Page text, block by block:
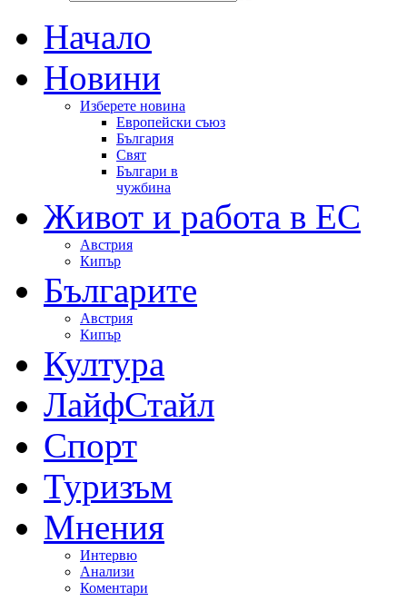
Начало
Новини
Изберете новина
Европейски съюз
България
Свят
Българи в
чужбина
Живот и работа в ЕС
Австрия
Кипър
Българите
Австрия
Кипър
Култура
ЛайфСтайл
Спорт
Туризъм
Мнения
Интервю
Анализи
Коментари